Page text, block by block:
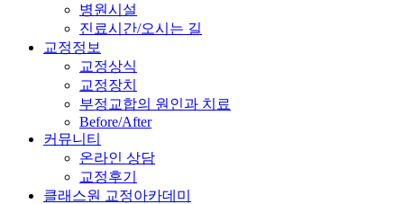
병원시설
진료시간/오시는 길
교정정보
교정상식
교정장치
부정교합의 원인과 치료
Before/After
커뮤니티
온라인 상담
교정후기
클래스원 교정아카데미